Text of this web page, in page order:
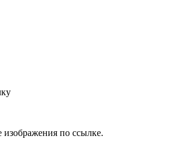
изображения по ссылке.